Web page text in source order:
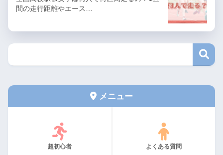
間の走行距離やエース…
メニュー
超初心者 よくある質問